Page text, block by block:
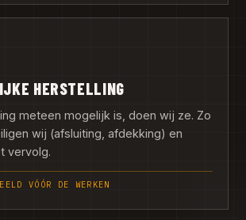
HERSTELLING
meteen mogelijk is, doen wij ze. Zo
wij (afsluiting, afdekking) en
vervolg.
VÓÓR DE WERKEN